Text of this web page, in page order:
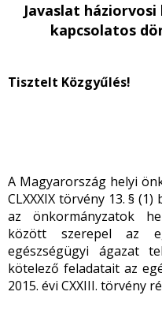
Javaslat
kapcsolatos
Tisztelt Közgyűlés!
A Magyarország helyi
CLXXXIX törvény 13. §
az önkormányzatok
között szerepel az
egészségügyi ágazat
kötelező feladatait az
2015. évi CXXIII. törvény